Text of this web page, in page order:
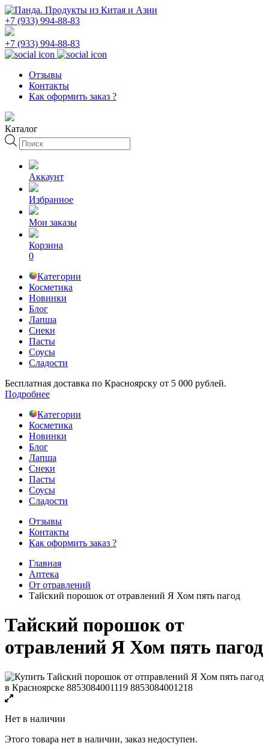
+7 (933) 994-88-83
+7 (933) 994-88-83
Отзывы
Контакты
Как оформить заказ ?
Каталог
Поиск
товаров
Аккаунт
Избранное
Мои заказы
Корзина
0
Категории
Косметика
Новинки
Блог
Лапша
Снеки
Пасты
Соусы
Сладости
Бесплатная доставка по Красноярску от 5 000 рублей.
Подробнее
Категории
Косметика
Новинки
Блог
Лапша
Снеки
Пасты
Соусы
Сладости
Отзывы
Контакты
Как оформить заказ ?
Главная
Аптека
От отравлений
Тайский порошок от отравлений Я Хом пять пагод
Тайский порошок от
отравлений Я Хом пять пагод
Нет в наличии
Этого товара нет в наличии, заказ недоступен.